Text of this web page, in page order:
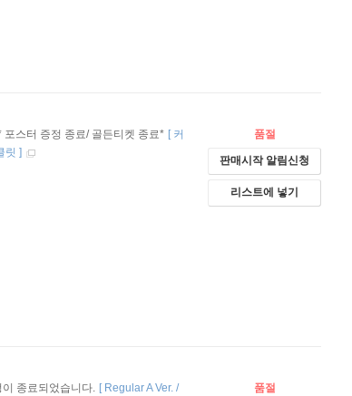
포스터 증정 종료/ 골든티켓 종료* [ 커
릿 ]
품절
판매시작 알림신청
리스트에 넣기
이 종료되었습니다. [ Regular A Ver. /
품절